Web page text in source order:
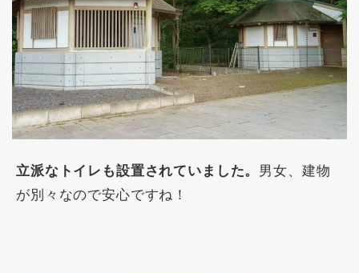
立派なトイレも設置されていました。 男女、建物
が別々なので安心ですね！